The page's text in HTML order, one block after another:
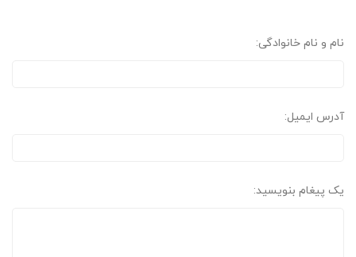
نام و نام خانوادگی:
آدرس ایمیل:
یک پیغام بنویسید: